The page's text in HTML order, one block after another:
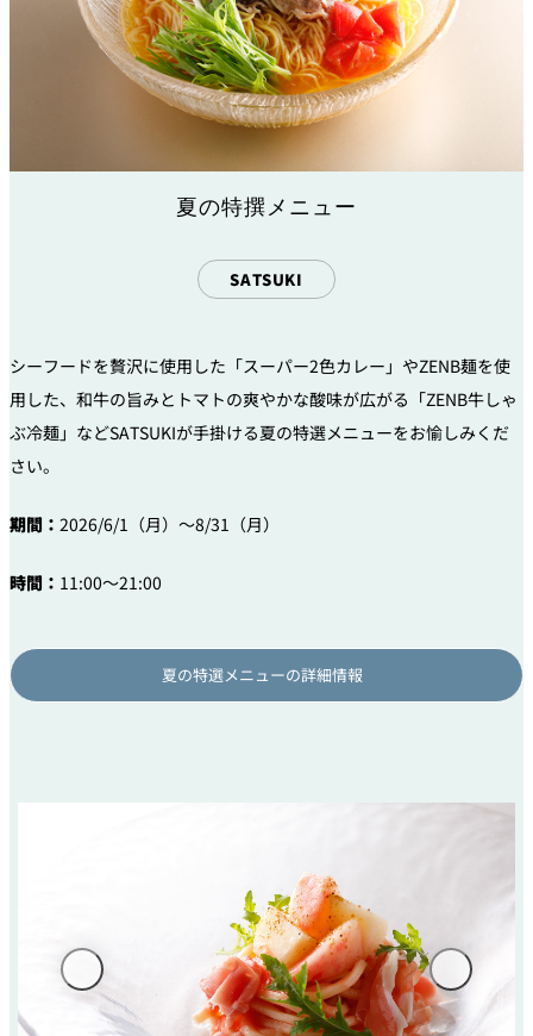
夏の特撰メニュー
SATSUKI
シーフードを贅沢に使用した「スーパー2色カレー」やZENB麺を使
用した、和牛の旨みとトマトの爽やかな酸味が広がる「ZENB牛しゃ
ぶ冷麺」などSATSUKIが手掛ける夏の特選メニューをお愉しみくだ
さい。
期間： 2026/6/1（月）～8/31（月）
時間： 11:00～21:00
夏の特選メニューの詳細情報